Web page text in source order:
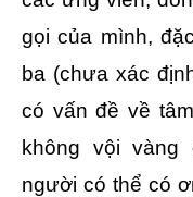
gọi của mình,
ba (chưa xác
có vấn đề về
không vội
người có thể có